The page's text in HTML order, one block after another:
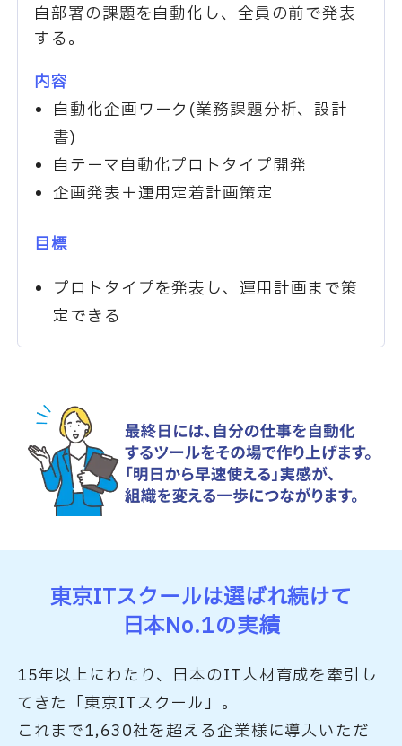
自部署の課題を自動化し、全員の前で発表
する。
内容
自動化企画ワーク(業務課題分析、設計
書)
自テーマ自動化プロトタイプ開発
企画発表＋運用定着計画策定
目標
プロトタイプを発表し、運用計画まで策
定できる
東京ITスクールは選ばれ続けて
日本No.1の実績
15年以上にわたり、日本のIT人材育成を牽引し
てきた「東京ITスクール」。
これまで1,630社を超える企業様に導入いただ